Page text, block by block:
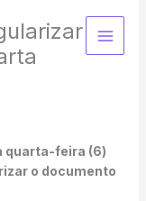
quarta-feira (6)
o documento